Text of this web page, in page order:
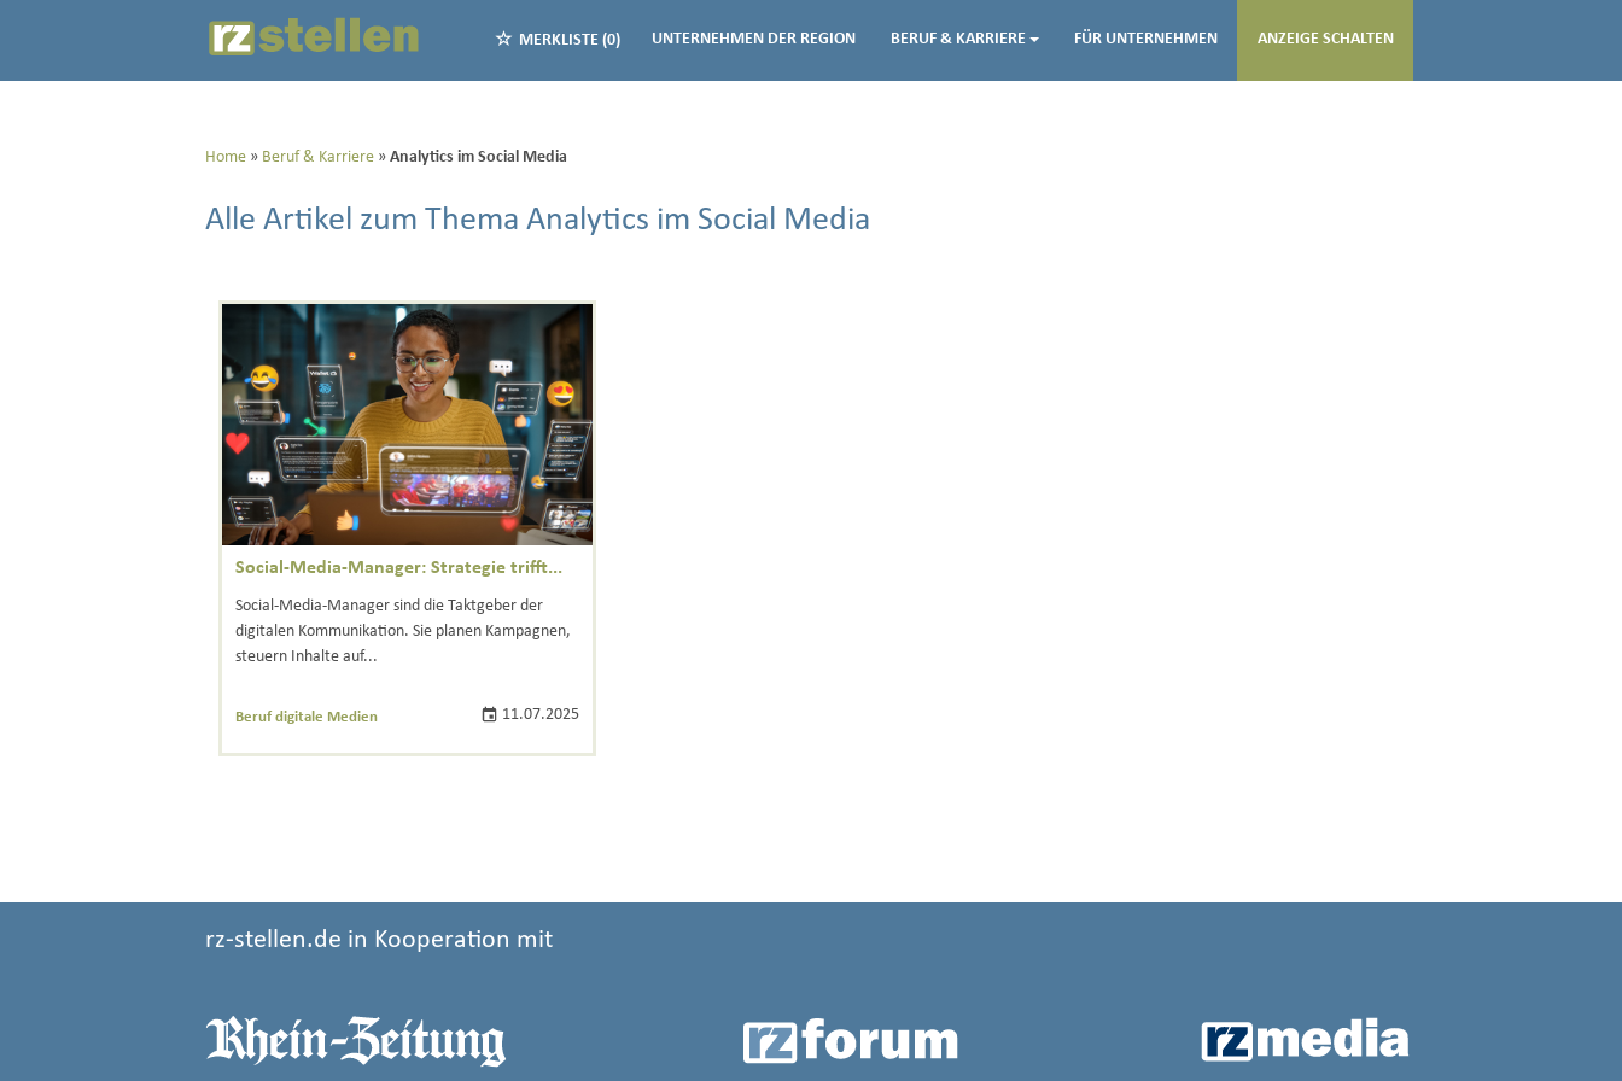
MERKLISTE (0) UNTERNEHMEN DER REGION BERUF & KARRIERE FÜR UNTERNEHMEN ANZEIGE SCHALTEN
Home Beruf & Karriere Analytics im Social Media
Alle Artikel zum Thema Analytics im Social Media
Social-Media-Manager: Strategie trifft...
Social-Media-Manager sind die Taktgeber der
digitalen Kommunikation. Sie planen Kampagnen,
steuern Inhalte auf...
Beruf digitale Medien 11.07.2025
rz-stellen.de in Kooperation mit